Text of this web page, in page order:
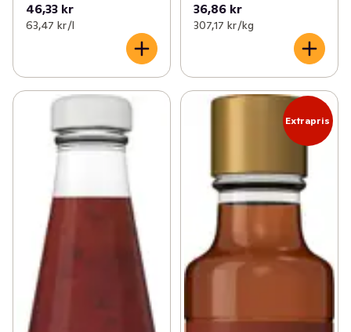
46,33 kr
63,47 kr /l
36,86 kr
307,17 kr /kg
Extrapris